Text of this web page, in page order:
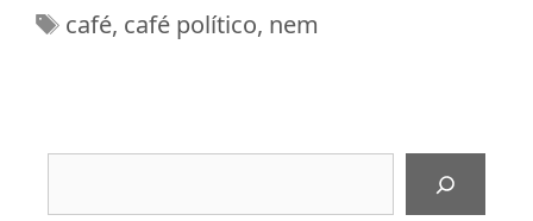
Tags
café, café político, nem